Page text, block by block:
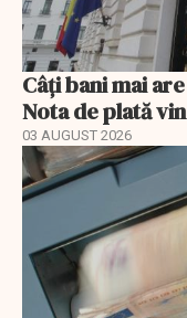
Câți bani mai
Nota de plată
03 AUGUST 2026